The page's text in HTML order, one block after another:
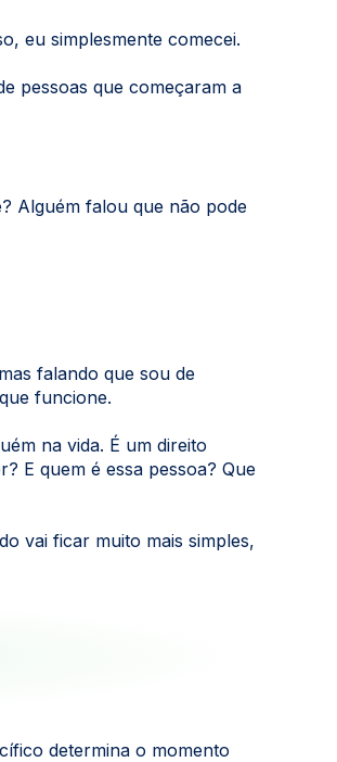
eu simplesmente comecei.
pessoas que começaram a
Alguém falou que não pode
falando que sou de
funcione.
na vida. É um direito
E quem é essa pessoa? Que
vai ficar muito mais simples,
determina o momento